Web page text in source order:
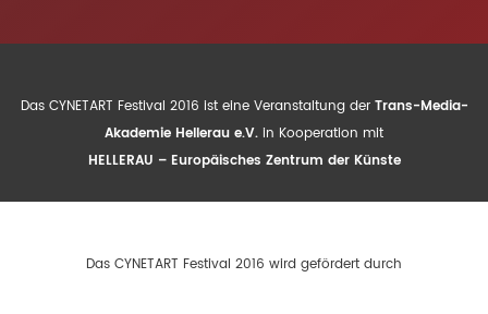
Das CYNETART Festival 2016 ist eine Veranstaltung der Trans-Media-
Akademie Hellerau e.V. in Kooperation mit
HELLERAU – Europäisches Zentrum der Künste
Das CYNETART Festival 2016 wird gefördert durch